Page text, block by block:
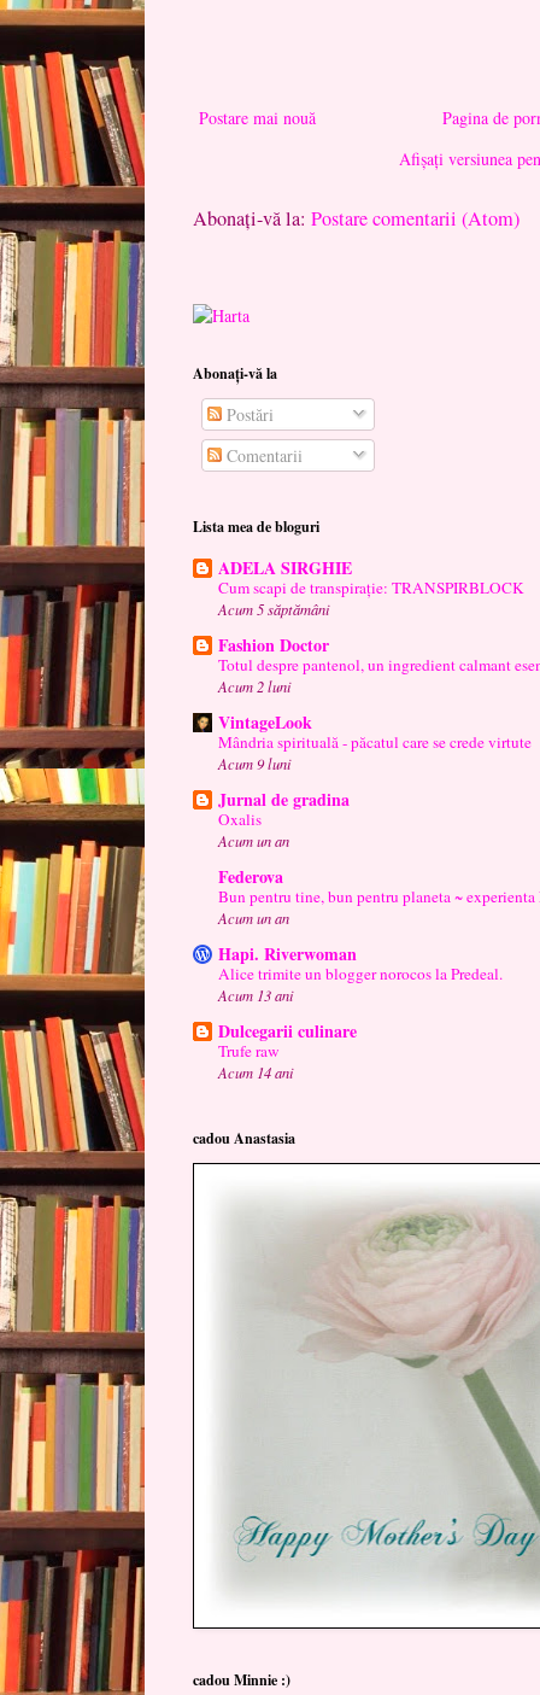
Postare mai nouă
Pagina de
Afișați versiunea
Abonați-vă la: Postare comentarii (Atom)
Abonați-vă la
Postări
Comentarii
Lista mea de bloguri
ADELA SIRGHIE
Cum scapi de transpirație: TRANSPIRBLOCK
Acum 5 săptămâni
Fashion Doctor
Totul despre pantenol, un ingredient calmant
Acum 2 luni
VintageLook
Mândria spirituală - păcatul care se crede virtute
Acum 9 luni
Jurnal de gradina
Oxalis
Acum un an
Federova
Bun pentru tine, bun pentru planeta ~ experienta
Acum un an
Hapi. Riverwoman
Alice trimite un blogger norocos la Predeal.
Acum 13 ani
Dulcegarii culinare
Trufe raw
Acum 14 ani
cadou Anastasia
cadou Minnie :)